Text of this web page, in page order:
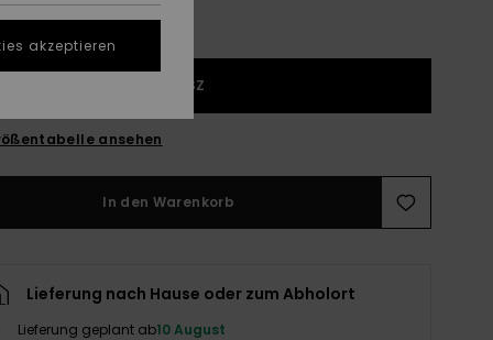
1SZ
ansehen
In den Warenkorb
Lieferung nach Hause oder zum Abholort
Lieferung geplant ab10 August
akzeptieren